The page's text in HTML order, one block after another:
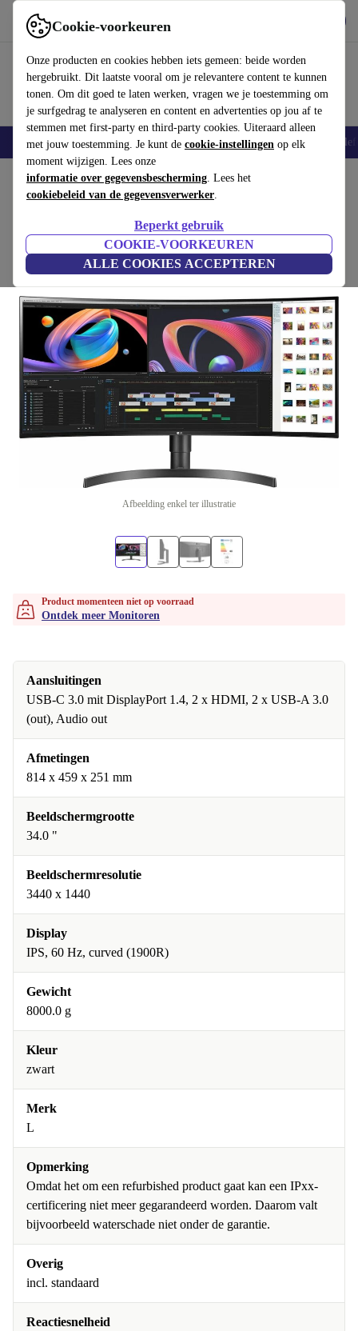
Cookie-voorkeuren
Onze producten en cookies hebben iets gemeen: beide worden
hergebruikt. Dit laatste vooral om je relevantere content te kunnen
tonen. Om dit goed te laten werken, vragen we je toestemming om
je surfgedrag te analyseren en content en advertenties op jou af te
stemmen met first-party en third-party cookies. Uiteraard alleen
met jouw toestemming. Je kunt de cookie-instellingen op elk
moment wijzigen. Lees onze
informatie over gegevensbescherming. Lees het
cookiebeleid van de gegevensverwerker.
Beperkt gebruik
COOKIE-VOORKEUREN
ALLE COOKIES ACCEPTEREN
Gebruik refurbed snel en eenvoudig
Smartphones Laptops Tablets Smartwatches Accessoires
Home Producten Monitoren
LG UltraWide 34WN80C-B | 34"
incl. voet | Zwart
(Beoordelingen worden verzameld)
Afbeelding enkel ter illustratie
Product momenteen niet op voorraad
Ontdek meer Monitoren
Aansluitingen
USB-C 3.0 mit DisplayPort 1.4, 2 x HDMI, 2 x USB-A 3.0
(out), Audio out
Afmetingen
814 x 459 x 251 mm
Beeldschermgrootte
34.0 "
Beeldschermresolutie
3440 x 1440
Display
IPS, 60 Hz, curved (1900R)
Gewicht
8000.0 g
Kleur
zwart
Merk
L
Opmerking
Omdat het om een refurbished product gaat kan een IPxx-
certificering niet meer gegarandeerd worden. Daarom valt
bijvoorbeeld waterschade niet onder de garantie.
Overig
incl. standaard
Reactiesnelheid